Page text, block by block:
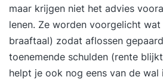
ervaring • Mogelijkheid tot
een verkorte MBA • Veel
persoonlijk leiderschap en
groepen en persoonlijke
maar krijgen niet het advies
lenen. Ze worden voorgelicht wat
braaftaal) zodat aflossen
toenemende schulden (rente
helpt je ook nog eens van de wal